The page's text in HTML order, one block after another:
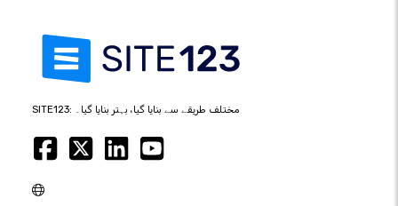
SITE123: مختلف طریقے سے بنایا گیا، بہتر بنایا گیا۔